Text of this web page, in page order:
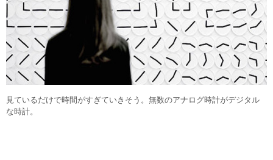
見ているだけで時間がすぎていきそう。無数のアナログ時計がデジタル
な時計。